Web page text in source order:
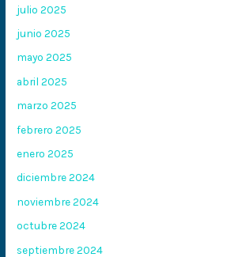
julio 2025
junio 2025
mayo 2025
abril 2025
marzo 2025
febrero 2025
enero 2025
diciembre 2024
noviembre 2024
octubre 2024
septiembre 2024